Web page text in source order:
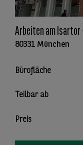
Arbeiten am Isartor
80331 München
Bürofläche
Teilbar ab
Preis